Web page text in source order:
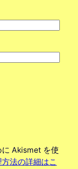
Akismet を使
法の詳細はこ